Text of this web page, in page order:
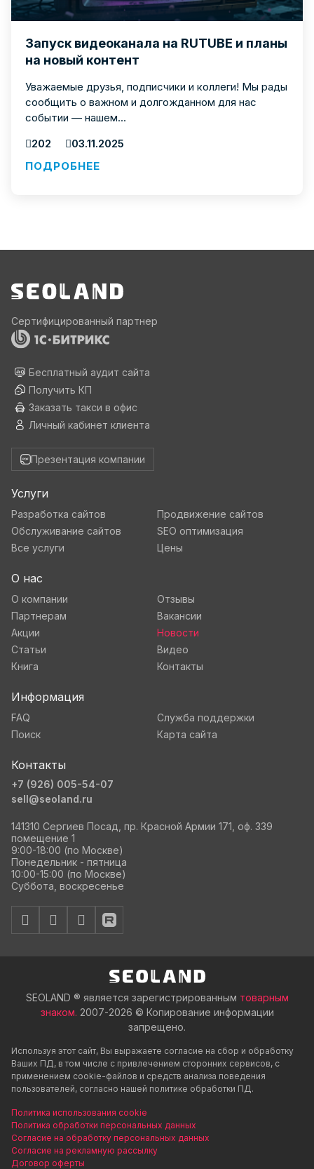
Запуск видеоканала на RUTUBE и планы
на новый контент
Уважаемые друзья, подписчики и коллеги! Мы рады
сообщить о важном и долгожданном для нас
событии — нашем...
202
03.11.2025
ПОДРОБНЕЕ
Сертифицированный партнер
Бесплатный аудит сайта
Получить КП
Заказать такси в офис
Личный кабинет клиента
Презентация компании
Услуги
Разработка сайтов
Продвижение сайтов
Обслуживание сайтов
SEO оптимизация
Все услуги
Цены
О нас
О компании
Отзывы
Партнерам
Вакансии
Акции
Новости
Статьи
Видео
Книга
Контакты
Информация
FAQ
Служба поддержки
Поиск
Карта сайта
Контакты
+7 (926) 005-54-07
sell@seoland.ru
141310 Сергиев Посад, пр. Красной Армии 171, оф. 339
помещение 1
9:00-18:00 (по Москве)
Понедельник - пятница
10:00-15:00 (по Москве)
Суббота, воскресенье
SEOLAND ® является зарегистрированным товарным
знаком. 2007-2026 © Копирование информации
запрещено.
Используя этот сайт, Вы выражаете согласие на сбор и обработку
Ваших ПД, в том числе с привлечением сторонних сервисов, с
применением cookie-файлов и средств анализа поведения
пользователей, согласно нашей политике обработки ПД.
Политика использования cookie
Политика обработки персональных данных
Согласие на обработку персональных данных
Согласие на рекламную рассылку
Договор оферты